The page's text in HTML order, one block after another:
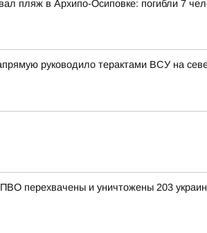
пляж в Архипо-Осиповке: погибли 7
руководило терактами ВСУ на
перехвачены и уничтожены 203